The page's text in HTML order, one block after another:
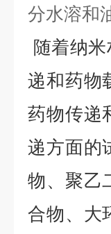
分水溶和
随着纳
递和药物
药物传递
递方面的
物、聚乙
合物、大